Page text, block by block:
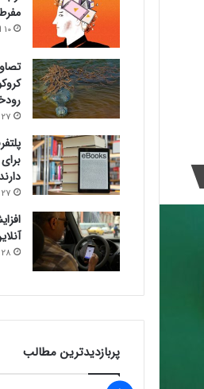
10 اردیبهشت 1402
27 اردیبهشت 1401
27 اردیبهشت 1401
28 اردیبهشت 1401
پربازدیدترین مطالب